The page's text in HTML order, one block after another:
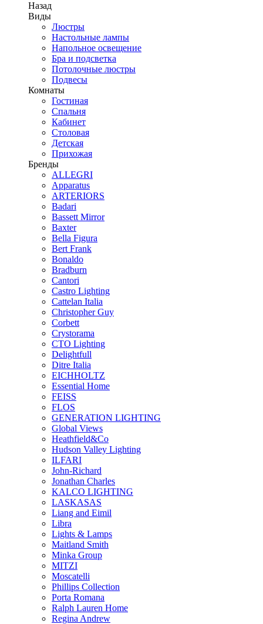
Назад
Виды
Люстры
Настольные лампы
Напольное освещение
Бра и подсветка
Потолочные люстры
Подвесы
Комнаты
Гостиная
Спальня
Кабинет
Столовая
Детская
Прихожая
Бренды
ALLEGRI
Apparatus
ARTERIORS
Badari
Bassett Mirror
Baxter
Bella Figura
Bert Frank
Bonaldo
Bradburn
Cantori
Castro Lighting
Cattelan Italia
Christopher Guy
Corbett
Crystorama
CTO Lighting
Delightfull
Ditre Italia
EICHHOLTZ
Essential Home
FEISS
FLOS
GENERATION LIGHTING
Global Views
Heathfield&Co
Hudson Valley Lighting
ILFARI
John-Richard
Jonathan Charles
KALCO LIGHTING
LASKASAS
Liang and Eimil
Libra
Lights & Lamps
Maitland Smith
Minka Group
MITZI
Moscatelli
Phillips Collection
Porta Romana
Ralph Lauren Home
Regina Andrew